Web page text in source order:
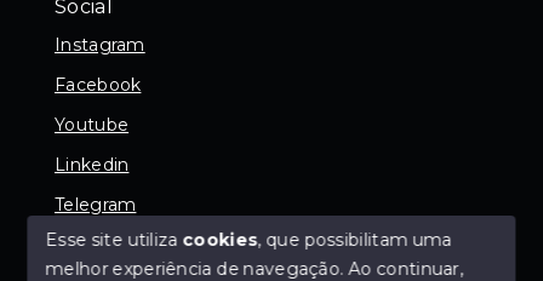
Social
Instagram
Facebook
Youtube
Linkedin
Telegram
Esse site utiliza cookies, que possibilitam uma
melhor experiência de navegação.Ao continuar,